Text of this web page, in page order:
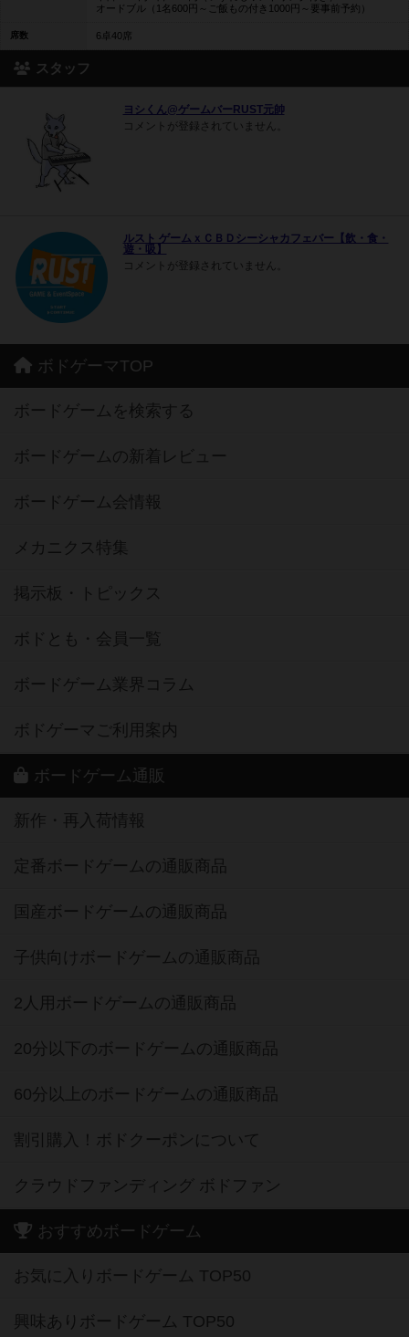
オードブル（1名600円～ご飯もの付き1000円～要事前予約）
席数 6卓40席
スタッフ
ヨシくん@ゲームバーRUST元帥
コメントが登録されていません。
ルスト ゲームｘＣＢＤシーシャカフェバー【飲・食・
遊・吸】
コメントが登録されていません。
ボドゲーマTOP
ボードゲームを検索する
ボードゲームの新着レビュー
ボードゲーム会情報
メカニクス特集
掲示板・トピックス
ボドとも・会員一覧
ボードゲーム業界コラム
ボドゲーマご利用案内
ボードゲーム通販
新作・再入荷情報
定番ボードゲームの通販商品
国産ボードゲームの通販商品
子供向けボードゲームの通販商品
2人用ボードゲームの通販商品
20分以下のボードゲームの通販商品
60分以上のボードゲームの通販商品
割引購入！ボドクーポンについて
クラウドファンディング ボドファン
おすすめボードゲーム
お気に入りボードゲーム TOP50
興味ありボードゲーム TOP50